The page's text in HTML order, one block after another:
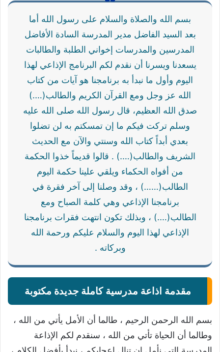
بسم الله والصلاة والسلام على رسول الله أما
بعد السيد الفاضل مدير المدرسة السادة الأفاضل
المدرسين والمدرسات إخواني الطلبة والطالبات
يسعدنا ويسرنا أن نقدم لكم البرنامج الإذاعي لهذا
اليوم وأول ما نبدأ به برنامجنا هو آيات من كتاب
الله عز وجل ومع القرآن الكريم والطالب(….)
صدق الله العظيم، قال رسول الله صلى الله عليه
وسلم تركت فيكم ما إن تمسكتم به لن تضلوا
بعدي أبداً كتاب الله وسنتي والآن مع الحديث
الشريف والطالب(….) . قالوا قديماً خذوا الحكمة
من أفواه الحكماء ويلقي علينا حكمة اليوم
الطالب(……) ، وقد وصلنا إلى آخر فقرة في
برنامجنا الإذاعي وهي كلمة الصباح ومع
الطالب(….) ، وبذلك تكون انتهت فقرات برنامجنا
الإذاعي لهذا اليوم والسلام عليكم ورحمة الله
وبركاته .
مقدمة اذاعة مدرسية كاملة جديدة مكتوبة
بسم الله الرحمن الرحيم ، طالما أن الأمل يأتي من الله ،
وطالما أن الحياة تأتي من الله ، سنقدم لكم الإذاعة